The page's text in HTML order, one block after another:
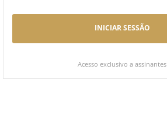
INICIAR SESSÃO
Acesso exclusivo a assinantes